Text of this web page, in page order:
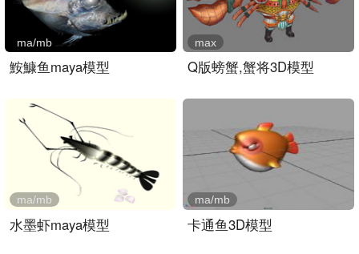
鮟鱇鱼maya模型
ma/mb
Q版螃蟹,蟹将3D模型
max
水墨虾maya模型
ma/mb
卡通鱼3D模型
ma/mb